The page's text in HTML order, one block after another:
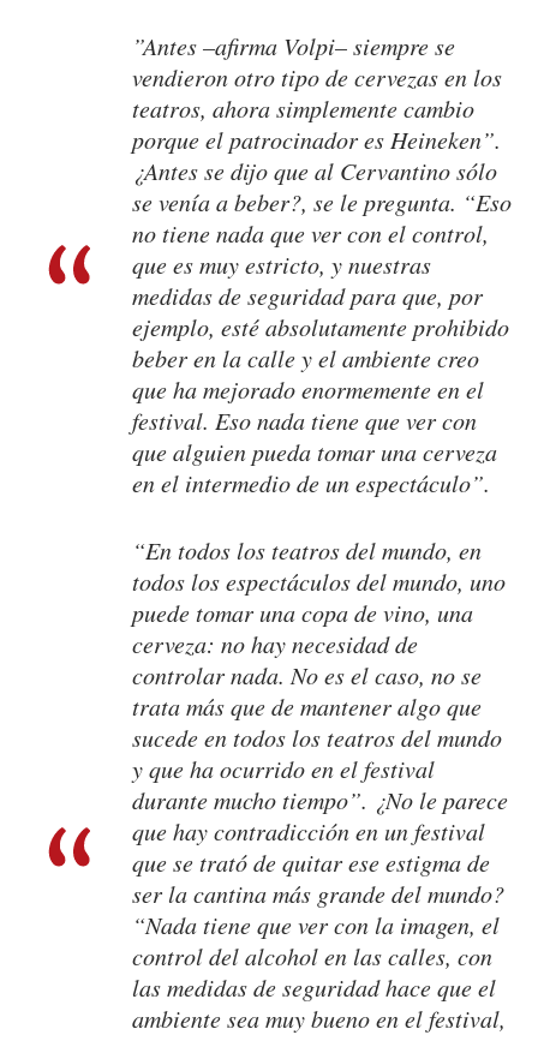
”Antes –afirma Volpi– siempre se
vendieron otro tipo de cervezas en los
teatros, ahora simplemente cambio
porque el patrocinador es Heineken”.
¿Antes se dijo que al Cervantino sólo
se venía a beber?, se le pregunta. “Eso
no tiene nada que ver con el control,
que es muy estricto, y nuestras
medidas de seguridad para que, por
ejemplo, esté absolutamente prohibido
beber en la calle y el ambiente creo
que ha mejorado enormemente en el
festival. Eso nada tiene que ver con
que alguien pueda tomar una cerveza
en el intermedio de un espectáculo”.
“En todos los teatros del mundo, en
todos los espectáculos del mundo, uno
puede tomar una copa de vino, una
cerveza: no hay necesidad de
controlar nada. No es el caso, no se
trata más que de mantener algo que
sucede en todos los teatros del mundo
y que ha ocurrido en el festival
durante mucho tiempo”. ¿No le parece
que hay contradicción en un festival
que se trató de quitar ese estigma de
ser la cantina más grande del mundo?
“Nada tiene que ver con la imagen, el
control del alcohol en las calles, con
las medidas de seguridad hace que el
ambiente sea muy bueno en el festival,